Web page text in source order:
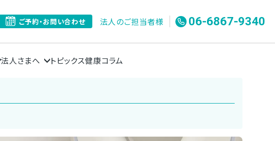
ご予約・お問い合わせ 法人のご担当者様 06-6867-9340
法人さまへ トピックス健康コラム